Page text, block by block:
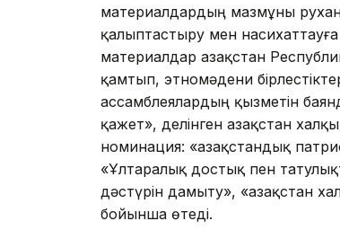
материалдардың мазмұны
қалыптастыру мен
материалдар Қазақстан
қамтып, этномәдени
ассамблеялардың қызметін
қажет», делінген Қазақстан
номинация: «Қазақстандық
«Ұлтаралық достық пен
дәстүрін дамыту», «Қазақстан
бойынша өтеді.